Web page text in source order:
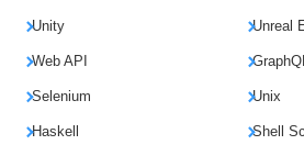
Unity Unreal
Web API GraphQL
Selenium Unix
Haskell Shell